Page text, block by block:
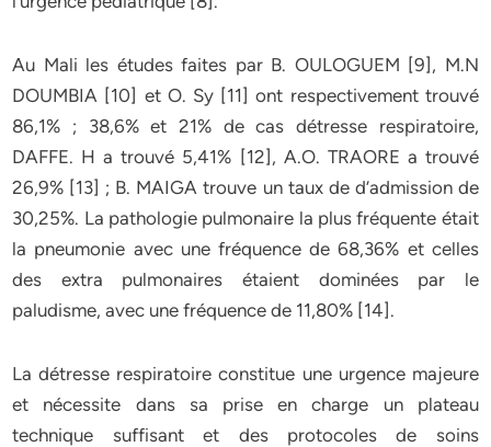
Au Mali les études faites par B. OULOGUEM [9], M.N
DOUMBIA [10] et O. Sy [11] ont respectivement trouvé
86,1% ; 38,6% et 21% de cas détresse respiratoire,
DAFFE. H a trouvé 5,41% [12], A.O. TRAORE a trouvé
26,9% [13] ; B. MAIGA trouve un taux de d’admission de
30,25%. La pathologie pulmonaire la plus fréquente était
la pneumonie avec une fréquence de 68,36% et celles
des extra pulmonaires étaient dominées par le
paludisme, avec une fréquence de 11,80% [14].
La détresse respiratoire constitue une urgence majeure
et nécessite dans sa prise en charge un plateau
technique suffisant et des protocoles de soins